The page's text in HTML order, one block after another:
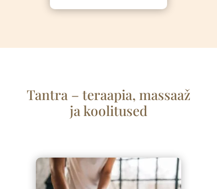
Tantra – teraapia, massaaž
ja koolitused